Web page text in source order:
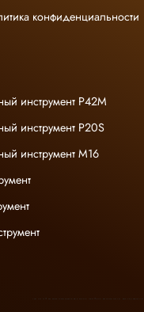
конфиденциальности
инструмент P42M
инструмент P20S
инструмент M16